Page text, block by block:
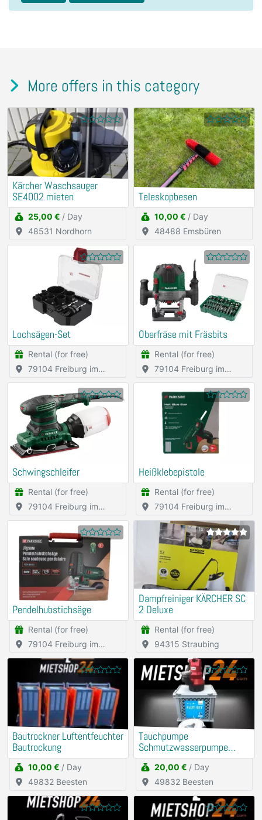
More offers in this category
Kärcher Waschsauger
SE4002 mieten
25,00 € / Day
48531 Nordhorn
Teleskopbesen
10,00 € / Day
48488 Emsbüren
Lochsägen-Set
Rental (for free)
Breisgau
Oberfräse mit Fräsbits
Rental (for free)
Breisgau
Schwingschleifer
Rental (for free)
Breisgau
Heißklebepistole
Rental (for free)
Breisgau
Pendelhubstichsäge
Rental (for free)
Breisgau
1x
Dampfreiniger KÄRCHER SC
2 Deluxe
Rental (for free)
94315 Straubing
Bautrockner Luftentfeuchter
Bautrockung
10,00 € / Day
49832 Beesten
Tauchpumpe
Schmutzwasserpumpe
Flutbox
20,00 € / Day
49832 Beesten